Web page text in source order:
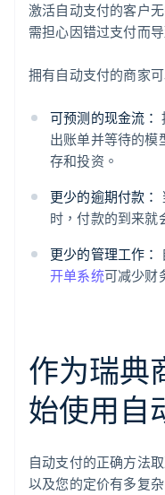
激活自动支付的客户
需担心因错过支付而
拥有自动支付的商家
可预测的现金流：
出账单并等待的模
存和投资。
更少的逾期付款：
时，付款的到来就
更少的管理工作：
开单系统可减少财
作为瑞典
始使用自
自动支付的正确方法
以及您的定价有多复